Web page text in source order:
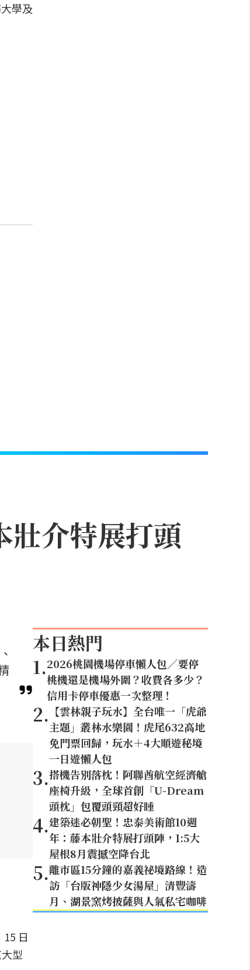
學及
壯介特展打頭
日
型
本日熱門
1.2026桃園機場停車懶人包／要停
桃機還是機場外圍？收費各多少？
信用卡停車優惠一次整理！
2. 【雲林親子玩水】全台唯一「虎爺
主題」叢林水樂園！虎尾632高地
免門票回歸，玩水＋4大順遊秘境
一日遊懶人包
3.搭機告別落枕！阿聯酋航空經濟艙
座椅升級，全球首創「U-Dream
頭枕」包覆頭頸超好睡
4.建築迷必朝聖！忠泰美術館10週
年：藤本壯介特展打頭陣，1:5大
屋根8月震撼空降台北
5.離市區15分鐘的嘉義祕境路線！造
訪「台版神隱少女湯屋」清豐濤
月、湖景窯烤披薩與人氣私宅咖啡